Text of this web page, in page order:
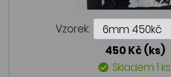
Vzorek:
450 Kč (ks)
Skladem 1 ks